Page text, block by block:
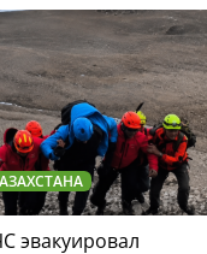
эвакуировал